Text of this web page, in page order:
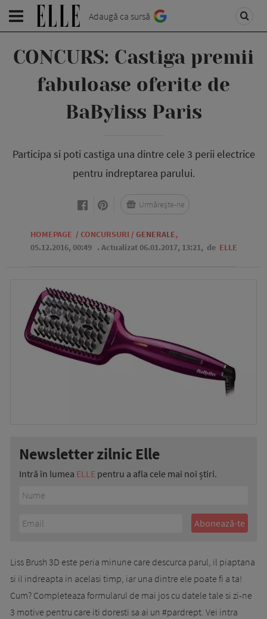
Adaugă ca sursă
CONCURS: Castiga premii
fabuloase oferite de
BaByliss Paris
Participa si poti castiga una dintre cele 3 perii electrice
pentru indreptarea parului.
HOMEPAGE / CONCURSURI / GENERALE,
05.12.2016, 00:49 . Actualizat 06.01.2017, 13:21, de ELLE
Urmărește-ne
Newsletter zilnic Elle
Intră în lumea ELLE pentru a afla cele mai noi știri.
Liss Brush 3D este peria minune care descurca parul, il piaptana
si il indreapta in acelasi timp, iar una dintre ele poate fi a ta!
Cum? Completeaza formularul de mai jos cu datele tale si zi-ne
3 motive pentru care iti doresti sa ai un #pardrept. Vei intra